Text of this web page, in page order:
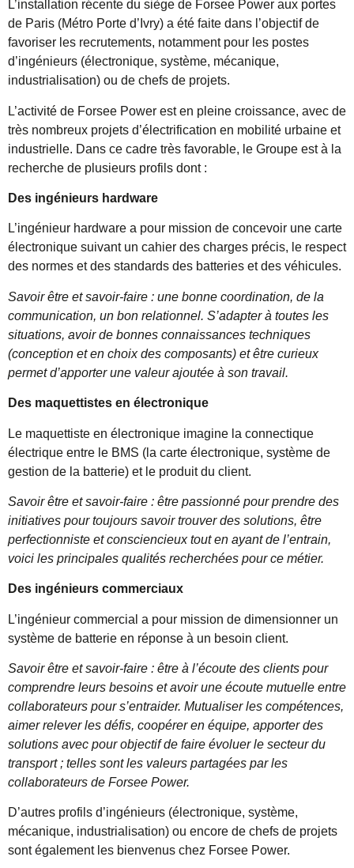
L’installation récente du siège de Forsee Power aux portes
de Paris (Métro Porte d’Ivry) a été faite dans l’objectif de
favoriser les recrutements, notamment pour les postes
d’ingénieurs (électronique, système, mécanique,
industrialisation) ou de chefs de projets.
L’activité de Forsee Power est en pleine croissance, avec de
très nombreux projets d’électrification en mobilité urbaine et
industrielle. Dans ce cadre très favorable, le Groupe est à la
recherche de plusieurs profils dont :
Des ingénieurs hardware
L’ingénieur hardware a pour mission de concevoir une carte
électronique suivant un cahier des charges précis, le respect
des normes et des standards des batteries et des véhicules.
Savoir être et savoir-faire : une bonne coordination, de la
communication, un bon relationnel. S’adapter à toutes les
situations, avoir de bonnes connaissances techniques
(conception et en choix des composants) et être curieux
permet d’apporter une valeur ajoutée à son travail.
Des maquettistes en électronique
Le maquettiste en électronique imagine la connectique
électrique entre le BMS (la carte électronique, système de
gestion de la batterie) et le produit du client.
Savoir être et savoir-faire : être passionné pour prendre des
initiatives pour toujours savoir trouver des solutions, être
perfectionniste et consciencieux tout en ayant de l’entrain,
voici les principales qualités recherchées pour ce métier.
Des ingénieurs commerciaux
L’ingénieur commercial a pour mission de dimensionner un
système de batterie en réponse à un besoin client.
Savoir être et savoir-faire : être à l’écoute des clients pour
comprendre leurs besoins et avoir une écoute mutuelle entre
collaborateurs pour s’entraider. Mutualiser les compétences,
aimer relever les défis, coopérer en équipe, apporter des
solutions avec pour objectif de faire évoluer le secteur du
transport ; telles sont les valeurs partagées par les
collaborateurs de Forsee Power.
D’autres profils d’ingénieurs (électronique, système,
mécanique, industrialisation) ou encore de chefs de projets
sont également les bienvenus chez Forsee Power.